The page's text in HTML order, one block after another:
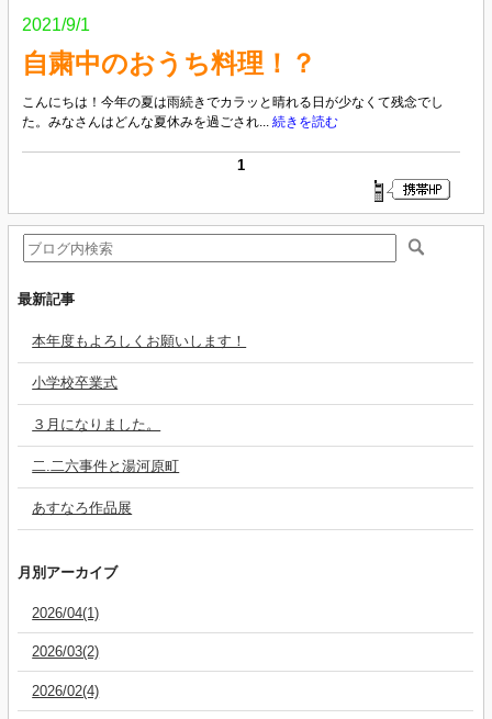
2021/9/1
自粛中のおうち料理！？
こんにちは！今年の夏は雨続きでカラッと晴れる日が少なくて残念でし
た。みなさんはどんな夏休みを過ごされ... 続きを読む
1
最新記事
本年度もよろしくお願いします！
小学校卒業式
３月になりました。
二.二六事件と湯河原町
あすなろ作品展
月別アーカイブ
2026/04(1)
2026/03(2)
2026/02(4)